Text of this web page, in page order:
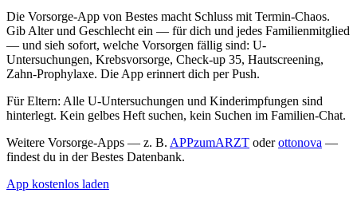
Die Vorsorge-App von Bestes macht Schluss mit Termin-Chaos.
Gib Alter und Geschlecht ein — für dich und jedes Familienmitglied
— und sieh sofort, welche Vorsorgen fällig sind: U-
Untersuchungen, Krebsvorsorge, Check-up 35, Hautscreening,
Zahn-Prophylaxe. Die App erinnert dich per Push.
Für Eltern: Alle U-Untersuchungen und Kinderimpfungen sind
hinterlegt. Kein gelbes Heft suchen, kein Suchen im Familien-Chat.
Weitere Vorsorge-Apps — z. B. APPzumARZT oderottonova —
findest du in der Bestes Datenbank.
App kostenlos laden